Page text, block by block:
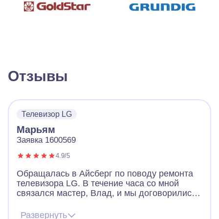
Отзывы
Телевизор LG
Марьям
Заявка 1600569
4.9/5
Обращалась в Айсберг по поводу ремонта
телевизора LG. В течение часа со мной
связался мастер, Влад, и мы договорились
квитанцию на диагностику и услугу доставки
Развернуть